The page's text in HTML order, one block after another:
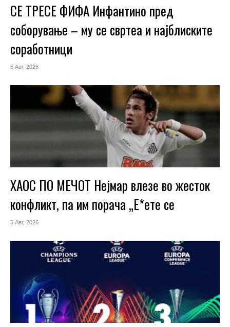
СЕ ТРЕСЕ ФИФА Инфантино пред
соборување – му се свртеа и најблиските
соработници
5 Авг, 2026
ХАОС ПО МЕЧОТ Нејмар влезе во жесток
конфликт, па им порача „Е*ете се
5 Авг, 2026